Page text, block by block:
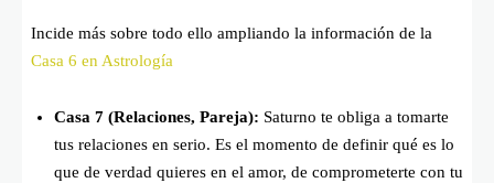
Incide más sobre todo ello ampliando la información de la
Casa 6 en Astrología
Casa 7 (Relaciones, Pareja): Saturno te obliga a tomarte
tus relaciones en serio. Es el momento de definir qué es lo
que de verdad quieres en el amor, de comprometerte con tu